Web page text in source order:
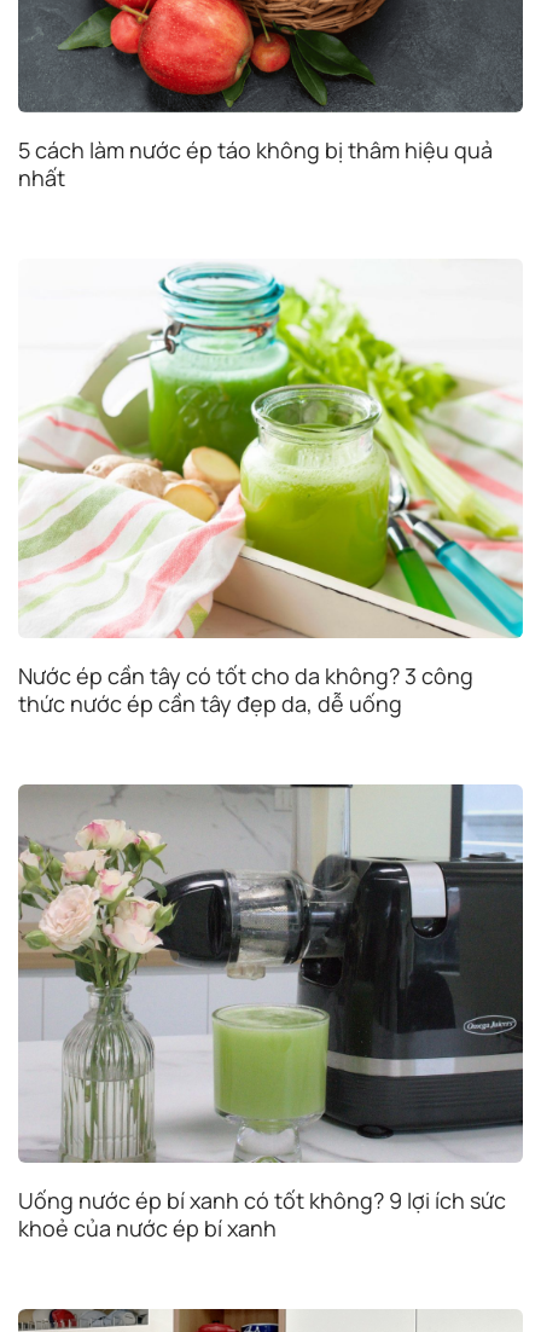
5 cách làm nước ép táo không bị thâm hiệu quả
nhất
Nước ép cần tây có tốt cho da không? 3 công
thức nước ép cần tây đẹp da, dễ uống
Uống nước ép bí xanh có tốt không? 9 lợi ích sức
khoẻ của nước ép bí xanh